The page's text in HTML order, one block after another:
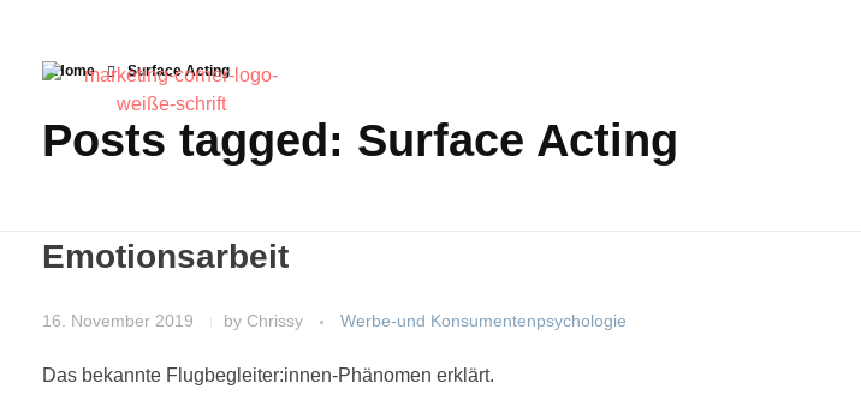
Home Surface Acting
Posts tagged: Surface Acting
Emotionsarbeit
16. November 2019 by Chrissy Werbe-und Konsumentenpsychologie
Das bekannte Flugbegleiter:innen-Phänomen erklärt.